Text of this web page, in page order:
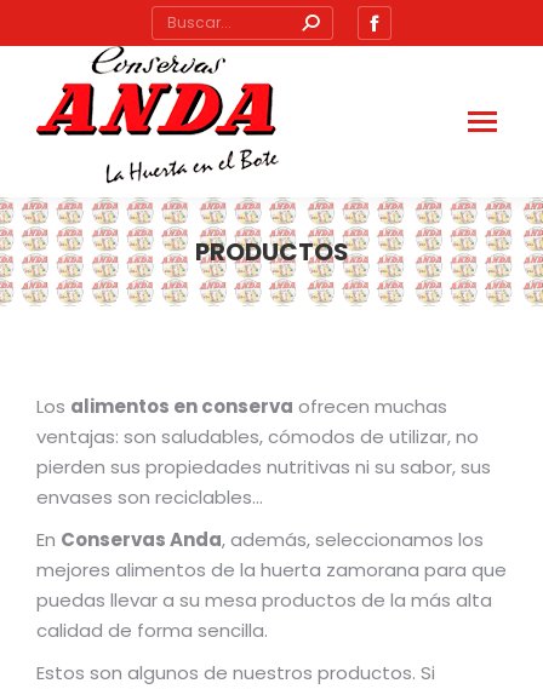
Buscar:
PRODUCTOS
Estás aquí:
Los alimentos en conserva ofrecen muchas
ventajas: son saludables, cómodos de utilizar, no
pierden sus propiedades nutritivas ni su sabor, sus
envases son reciclables…
En Conservas Anda, además, seleccionamos los
mejores alimentos de la huerta zamorana para que
puedas llevar a su mesa productos de la más alta
calidad de forma sencilla.
Estos son algunos de nuestros productos. Si